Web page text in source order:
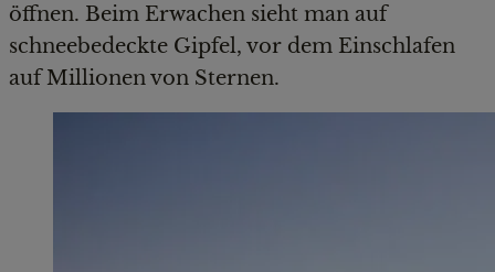
öffnen. Beim Erwachen sieht man auf
schneebedeckte Gipfel, vor dem Einschlafen
auf Millionen von Sternen.